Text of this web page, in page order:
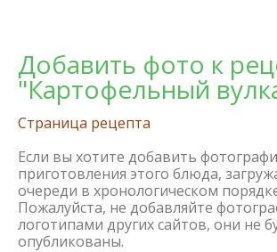
Добавить фото к
"Картофельный
Страница рецепта
Если вы хотите добавить
приготовления этого блюда,
очереди в хронологическом
Пожалуйста, не добавляйте
логотипами других сайтов, они не
опубликованы.